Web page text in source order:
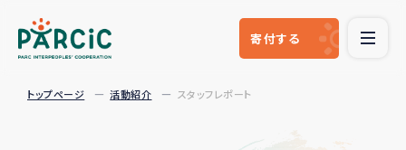
寄付する
トップページ 活動紹介 スタッフレポート